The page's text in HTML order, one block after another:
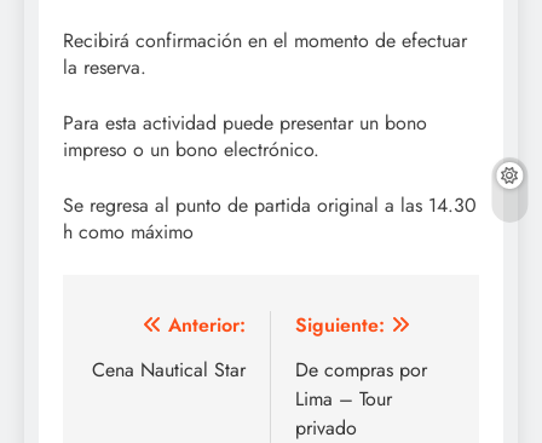
Recibirá confirmación en el momento de efectuar
la reserva.
Para esta actividad puede presentar un bono
impreso o un bono electrónico.
Se regresa al punto de partida original a las 14.30
h como máximo
Navegación
de
Anterior:
Cena Nautical Star
Siguiente:
De compras por
Lima – Tour
privado